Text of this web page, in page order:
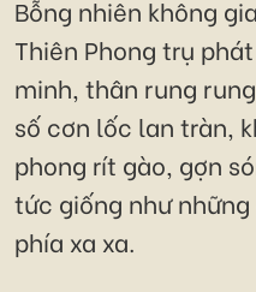
Bỗng nhiên không
Thiên Phong trụ
minh, thân rung
số cơn lốc lan tràn,
phong rít gào, gợn
tức giống như
phía xa xa.